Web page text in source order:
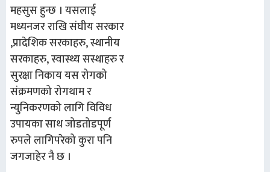
महसुस हुन्छ । यसलाई
मध्यनजर राखि संघीय सरकार
,प्रादेशिक सरकाहरु, स्थानीय
सरकाहरु, स्वास्थ्य सस्थाहरु र
सुरक्षा निकाय यस रोगको
संक्रमणको रोगथाम र
न्युनिकरणको लागि विविध
उपायका साथ जोडतोडपूर्ण
रुपले लागिपरेको कुरा पनि
जगजाहेर नै छ ।